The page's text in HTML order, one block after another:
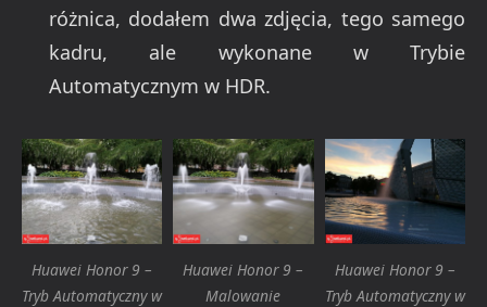
różnica, dodałem dwa zdjęcia, tego samego
kadru, ale wykonane w Trybie
Automatycznym w HDR.
Huawei Honor 9 –
Tryb Automatyczny w
Huawei Honor 9 –
Malowanie
Huawei Honor 9 –
Tryb Automatyczny w